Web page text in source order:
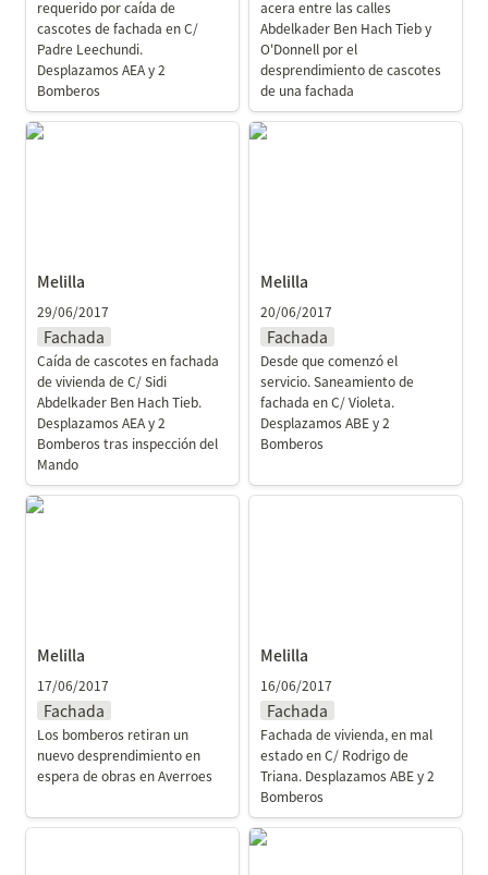
requerido por caída de
cascotes de fachada en C/
Padre Leechundi.
Desplazamos AEA y 2
Bomberos
acera entre las calles
Abdelkader Ben Hach Tieb y
O'Donnell por el
desprendimiento de cascotes
de una fachada
Melilla
Melilla
29/06/2017
Fachada
Caída de cascotes en fachada
de vivienda de C/ Sidi
Abdelkader Ben Hach Tieb.
Desplazamos AEA y 2
Bomberos tras inspección del
Mando
Melilla
Melilla
20/06/2017
Fachada
Desde que comenzó el
servicio. Saneamiento de
fachada en C/ Violeta.
Desplazamos ABE y 2
Bomberos
Melilla
Melilla
17/06/2017
Fachada
Los bomberos retiran un
nuevo desprendimiento en
espera de obras en Averroes
Melilla
16/06/2017
Fachada
Fachada de vivienda, en mal
estado en C/ Rodrigo de
Triana. Desplazamos ABE y 2
Bomberos
Melilla